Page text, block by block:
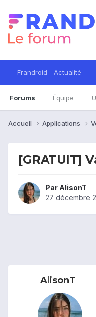
Frandroid - Actualité
Forums Équipe
Accueil Applications
[GRATUIT]
Par AlisonT
27 décembre
AlisonT